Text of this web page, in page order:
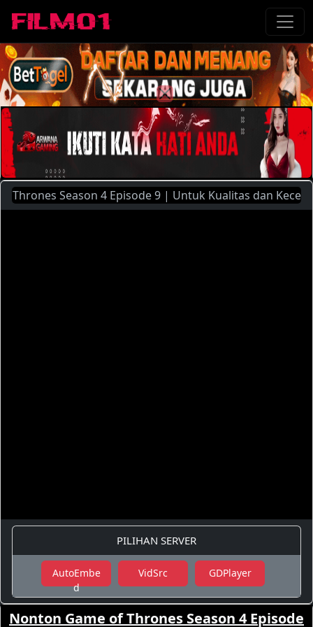
Season 4 Episode 9 | Untuk Kualitas dan
PILIHAN SERVER
AutoEmbe
d
VidSrc GDPlayer
Nonton Game of Thrones Season 4 Episode